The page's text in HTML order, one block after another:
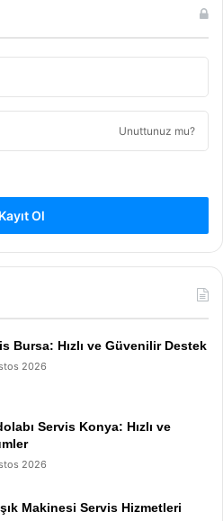
Unuttunuz mu?
Kayıt Ol
Bursa: Hızlı ve Güvenilir Destek
2026
Servis Konya: Hızlı ve
2026
Makinesi Servis Hizmetleri